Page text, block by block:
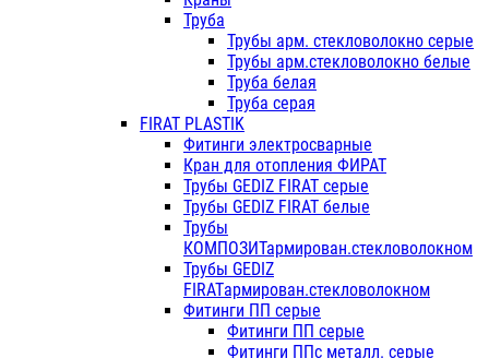
Труба
Трубы арм. стекловолокно серые
Трубы арм.стекловолокно белые
Труба белая
Труба серая
FIRAT PLASTIK
Фитинги электросварные
Кран для отопления ФИРАТ
Трубы GEDIZ FIRAT серые
Трубы GEDIZ FIRAT белые
Трубы
КОМПОЗИТармирован.стекловолокном
Трубы GEDIZ
FIRATармирован.стекловолокном
Фитинги ПП серые
Фитинги ПП серые
Фитинги ППс металл. серые